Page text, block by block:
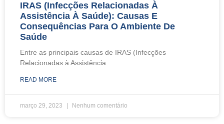
IRAS (Infecções Relacionadas À
Assistência À Saúde): Causas E
Consequências Para O Ambiente De
Saúde
Entre as principais causas de IRAS (Infecções
Relacionadas à Assistência
READ MORE
março 29, 2023 Nenhum comentário